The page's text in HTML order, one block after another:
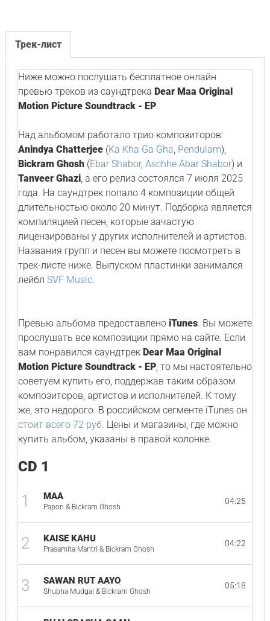
Трек-лист
Ниже можно послушать бесплатное онлайн
превью треков из саундтрека Dear Maa Original
Motion Picture Soundtrack - EP.
Над альбомом работало трио композиторов:
Anindya Chatterjee(Ka Kha Ga Gha, Pendulam),
Bickram Ghosh(Ebar Shabor, Aschhe Abar Shabor) и
Tanveer Ghazi, а его релиз состоялся 7 июля 2025
года. На саундтрек попало 4 композиции общей
длительностью около 20 минут. Подборка является
компиляцией песен, которые зачастую
лицензированы у других исполнителей и артистов.
Названия групп и песен вы можете посмотреть в
трек-листе ниже. Выпуском пластинки занимался
лейбл SVF Music.
Превью альбома предоставлено iTunes. Вы можете
прослушать все композиции прямо на сайте. Если
вам понравился саундтрек Dear Maa Original
Motion Picture Soundtrack - EP, то мы настоятельно
советуем купить его, поддержав таким образом
композиторов, артистов и исполнителей. К тому
же, это недорого. В российском сегменте iTunes он
стоит всего 72 руб. Цены и магазины, где можно
купить альбом, указаны в правой колонке.
CD 1
1 MAA
Papon & Bickram Ghosh
04:25
2 KAISE KAHU
Prasamita Mantri & Bickram Ghosh
04:22
3 SAWAN RUT AAYO
Shubha Mudgal & Bickram Ghosh
05:18